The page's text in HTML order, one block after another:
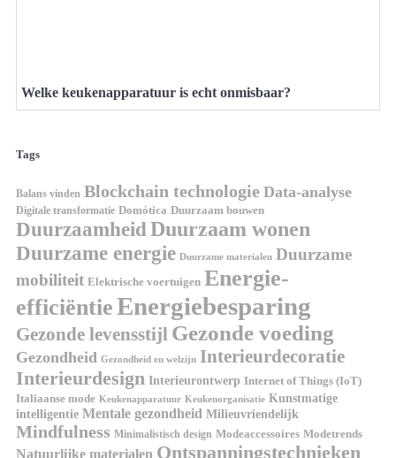
Welke keukenapparatuur is echt onmisbaar?
Tags
Balans vinden Blockchain technologie Data-analyse
Digitale transformatie Domótica Duurzaam bouwen
Duurzaamheid Duurzaam wonen
Duurzame energie Duurzame materialen Duurzame
mobiliteit Elektrische voertuigen Energie-
efficiëntieEnergiebesparing
Gezonde levensstijl Gezonde voeding
Gezondheid Gezondheid en welzijn Interieurdecoratie
Interieurdesign Interieurontwerp Internet of Things (IoT)
Italiaanse mode Keukenapparatuur Keukenorganisatie Kunstmatige
intelligentie Mentale gezondheid Milieuvriendelijk
Mindfulness Minimalistisch design Modeaccessoires Modetrends
Natuurlijke materialen Ontspanningstechnieken